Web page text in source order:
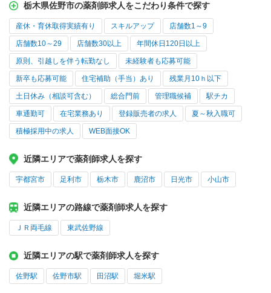
栃木県佐野市の薬剤師求人をこだわり条件で探す
産休・育休取得実績有り スキルアップ 店舗数1～9
店舗数10～29 店舗数30以上 年間休日120日以上
原則、引越しを伴う転勤なし 未経験者も応募可能
新卒も応募可能 住宅補助（手当）あり 残業月10ｈ以下
土日休み（相談可含む） 総合門前 管理職候補 駅チカ
車通勤可 在宅業務あり 登録販売者の求人 夏～秋入職可
積極採用中の求人 WEB面接OK
近隣エリアで薬剤師求人を探す
宇都宮市 足利市 栃木市 鹿沼市 日光市 小山市
近隣エリアの路線で薬剤師求人を探す
ＪＲ両毛線 東武佐野線
近隣エリアの駅で薬剤師求人を探す
佐野駅 佐野市駅 田沼駅 堀米駅